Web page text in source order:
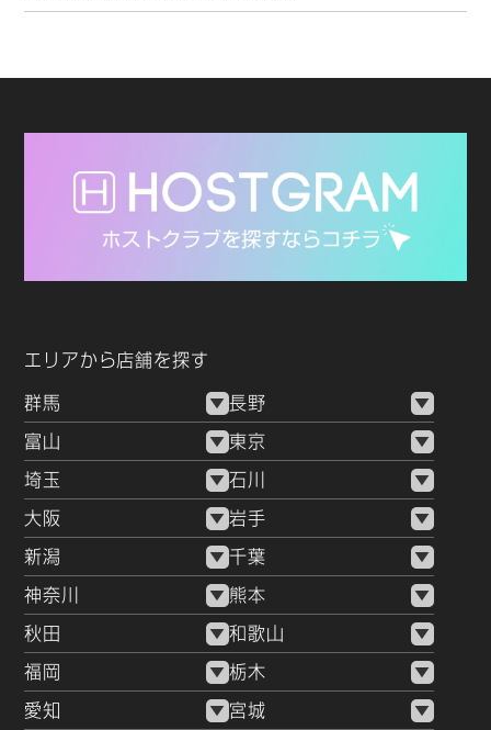
エリアから店舗を探す
群馬 長野
富山 東京
埼玉 石川
大阪 岩手
新潟 千葉
神奈川 熊本
秋田 和歌山
福岡 栃木
愛知 宮城